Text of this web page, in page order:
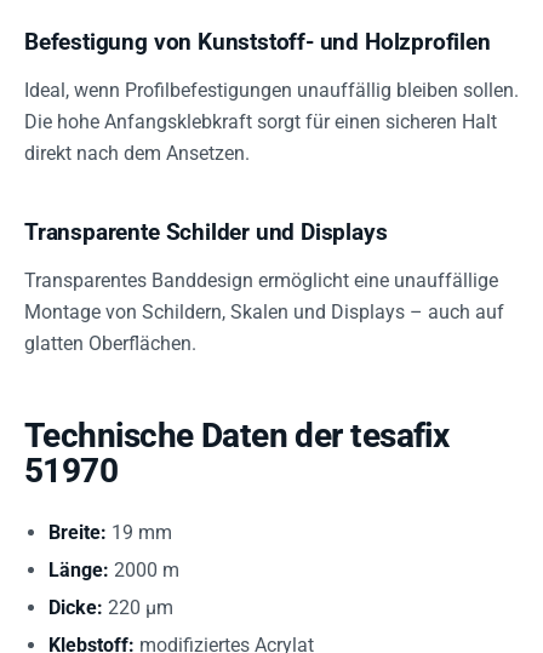
Befestigung von Kunststoff- und Holzprofilen
Ideal, wenn Profilbefestigungen unauffällig bleiben sollen.
Die hohe Anfangsklebkraft sorgt für einen sicheren Halt
direkt nach dem Ansetzen.
Transparente Schilder und Displays
Transparentes Banddesign ermöglicht eine unauffällige
Montage von Schildern, Skalen und Displays – auch auf
glatten Oberflächen.
Technische Daten der tesafix
51970
Breite: 19 mm
Länge: 2000 m
Dicke: 220 µm
Klebstoff: modifiziertes Acrylat